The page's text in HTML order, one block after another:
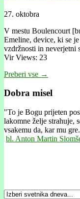
27. oktobra
V mestu Boulencourt
Emeline, device, ki se
vzdržnosti in neverjetni
Vir Views: 23
Preberi vse →
Dobra misel
"To je Bogu prijeten
lakomne želje strahuje,
vsakemu da, kar mu
bl. Anton Martin